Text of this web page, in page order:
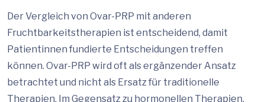
Der Vergleich von Ovar-PRP mit anderen
Fruchtbarkeitstherapien ist entscheidend, damit
Patientinnen fundierte Entscheidungen treffen
können. Ovar-PRP wird oft als ergänzender Ansatz
betrachtet und nicht als Ersatz für traditionelle
Therapien. Im Gegensatz zu hormonellen Therapien,